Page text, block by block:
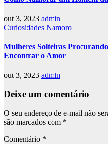
out 3, 2023 admin
Curiosidades Namoro
Mulheres Solteiras
Encontrar o Amor
out 3, 2023 admin
Deixe um comentário
O seu endereço de e-mail não
são marcados com *
Comentário *